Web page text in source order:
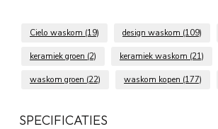
Cielo waskom (19) design waskom (109)
keramiek groen (2) keramiek waskom (21)
waskom groen (22) waskom kopen (177)
SPECIFICATIES